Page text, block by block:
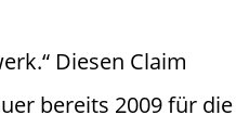
Diesen Claim
bereits 2009 für die